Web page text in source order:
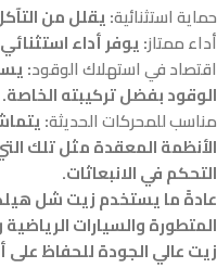
حماية استثنائية: يقلل من
أداء ممتاز: يوفر أداء
اقتصاد في استهلاك الوقود:
الوقود بفضل تركيبته الخاصة.
مناسب للمحركات الحديثة:
الأنظمة المعقدة مثل تلك
التحكم في الانبعاثات.
المتطورة والسيارات
زيت عالي الجودة للحفاظ على